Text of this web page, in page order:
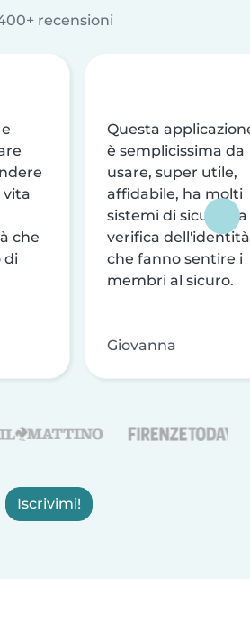
recensioni
vita
che
di
Questa
è semplicissima da
usare, super utile,
affidabile, ha molti
sistemi di sicurezza
verifica dell'identità
che fanno sentire i
membri al sicuro.
Giovanna
Iscrivimi!